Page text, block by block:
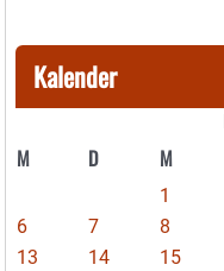
Kalender
M D M
1
6
7 8
13
14 15